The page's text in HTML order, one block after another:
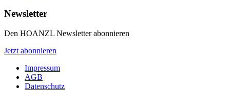
Newsletter
Den HOANZL Newsletter abonnieren
Jetzt abonnieren
Impressum
AGB
Datenschutz